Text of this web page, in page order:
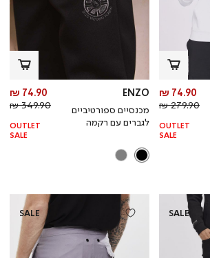
מחיר
מוצר
74.90 ₪
מחיר
רגיל
279.90 ₪
OUTLET
SALE
ENZO
מכנסיים ספורטיביים
לגברים עם רקמה
74.90 ₪
349.90 ₪
OUTLET
SALE
SALE
SALE